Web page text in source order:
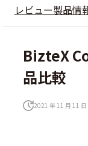
レビュー製品情
BizteX
品比較
2021 年 11 月 11 日